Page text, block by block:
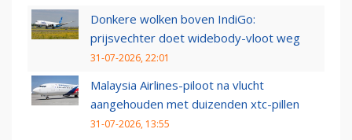
Donkere wolken boven IndiGo:
prijsvechter doet widebody-vloot weg
31-07-2026, 22:01
Malaysia Airlines-piloot na vlucht
aangehouden met duizenden xtc-pillen
31-07-2026, 13:55